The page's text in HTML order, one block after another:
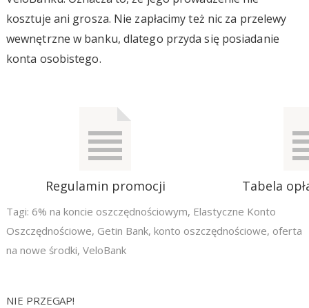
kosztuje ani grosza. Nie zapłacimy też nic za przelewy
wewnętrzne w banku, dlatego przyda się posiadanie
konta osobistego.
Regulamin promocji Tabela
Tagi: 6% na koncie oszczędnościowym, Elastyczne Konto
Oszczędnościowe, Getin Bank, konto oszczędnościowe, oferta
na nowe środki, VeloBank
NIE PRZEGAP!